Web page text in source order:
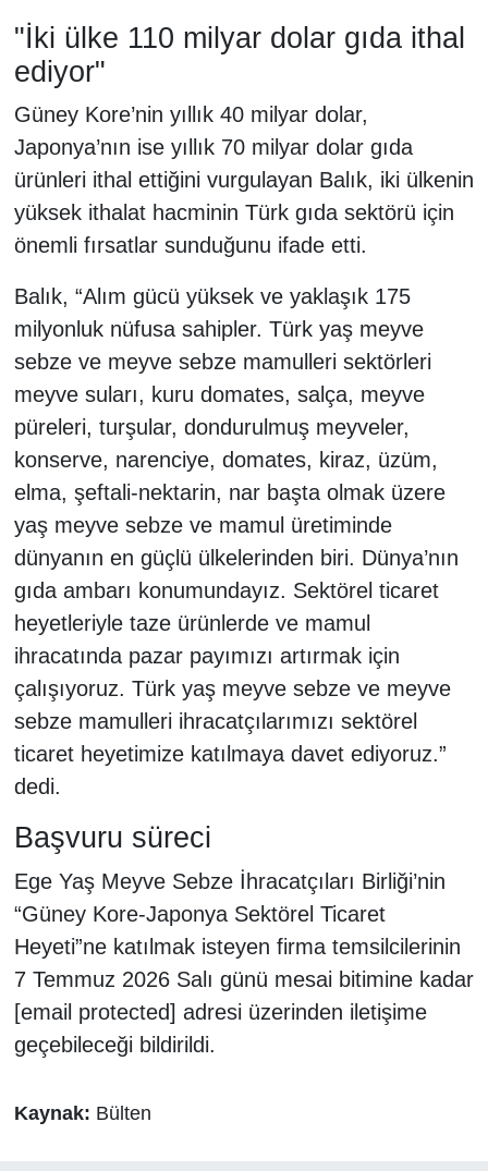
"İki ülke 110 milyar dolar gıda ithal
ediyor"
Güney Kore’nin yıllık 40 milyar dolar,
Japonya’nın ise yıllık 70 milyar dolar gıda
ürünleri ithal ettiğini vurgulayan Balık, iki ülkenin
yüksek ithalat hacminin Türk gıda sektörü için
önemli fırsatlar sunduğunu ifade etti.
Balık, “Alım gücü yüksek ve yaklaşık 175
milyonluk nüfusa sahipler. Türk yaş meyve
sebze ve meyve sebze mamulleri sektörleri
meyve suları, kuru domates, salça, meyve
püreleri, turşular, dondurulmuş meyveler,
konserve, narenciye, domates, kiraz, üzüm,
elma, şeftali-nektarin, nar başta olmak üzere
yaş meyve sebze ve mamul üretiminde
dünyanın en güçlü ülkelerinden biri. Dünya’nın
gıda ambarı konumundayız. Sektörel ticaret
heyetleriyle taze ürünlerde ve mamul
ihracatında pazar payımızı artırmak için
çalışıyoruz. Türk yaş meyve sebze ve meyve
sebze mamulleri ihracatçılarımızı sektörel
ticaret heyetimize katılmaya davet ediyoruz.”
dedi.
Başvuru süreci
Ege Yaş Meyve Sebze İhracatçıları Birliği’nin
“Güney Kore-Japonya Sektörel Ticaret
Heyeti”ne katılmak isteyen firma temsilcilerinin
7 Temmuz 2026 Salı günü mesai bitimine kadar
[email protected] adresi üzerinden iletişime
geçebileceği bildirildi.
Kaynak: Bülten